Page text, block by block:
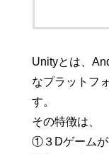
Unityとは、
なプラットフ
す。
その特徴は、
①３Dゲームが